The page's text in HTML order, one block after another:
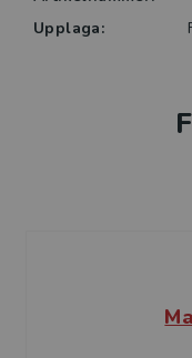
Upplaga: